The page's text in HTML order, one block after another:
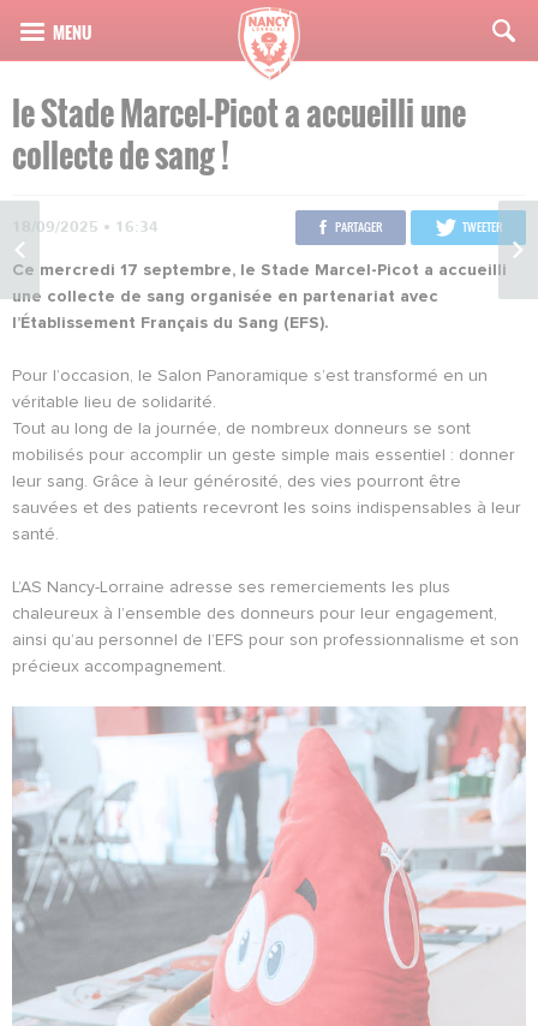
le Stade Marcel-Picot a accueilli une
collecte de sang !
18/09/2025 • 16:34 PARTAGER TWEETER
Ce mercredi 17 septembre, le Stade Marcel-Picot a accueilli
une collecte de sang organisée en partenariat avec
l’Établissement Français du Sang (EFS).
Pour l’occasion, le Salon Panoramique s’est transformé en un
véritable lieu de solidarité.
Tout au long de la journée, de nombreux donneurs se sont
mobilisés pour accomplir un geste simple mais essentiel : donner
leur sang. Grâce à leur générosité, des vies pourront être
sauvées et des patients recevront les soins indispensables à leur
santé.
L’AS Nancy-Lorraine adresse ses remerciements les plus
chaleureux à l’ensemble des donneurs pour leur engagement,
ainsi qu’au personnel de l’EFS pour son professionnalisme et son
précieux accompagnement.